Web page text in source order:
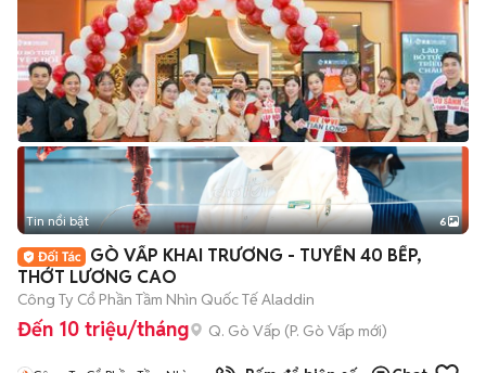
+2
Tin nổi bật 6
GÒ VẤP KHAI TRƯƠNG - TUYỂN 40 BẾP,
THỚT LƯƠNG CAO
Công Ty Cổ Phần Tầm Nhìn Quốc Tế Aladdin
Đến 10 triệu/tháng Q. Gò Vấp (P. Gò Vấp mới)